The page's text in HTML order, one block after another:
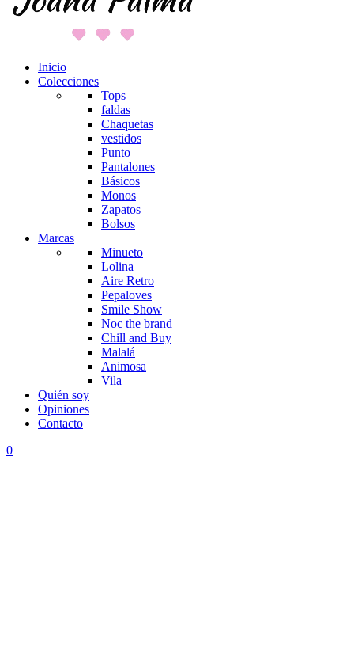
Inicio
Colecciones
Tops
faldas
Chaquetas
vestidos
Punto
Pantalones
Básicos
Monos
Zapatos
Bolsos
Marcas
Minueto
Lolina
Aire Retro
Pepaloves
Smile Show
Noc the brand
Chill and Buy
Malalá
Animosa
Vila
Quién soy
Opiniones
Contacto
0